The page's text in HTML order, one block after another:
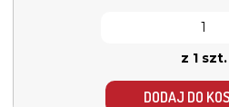
z 1 szt.
DODAJ DO